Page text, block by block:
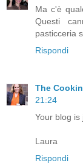
Ma c'è
Questi
pasticceria
Rispondi
The
21:24
Your blog is
Laura
Rispondi